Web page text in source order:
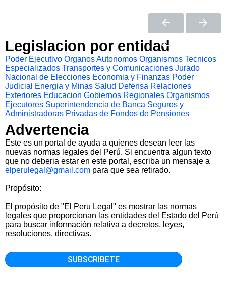
Legislacion por entidad
Poder Ejecutivo Organos Autonomos Organismos Tecnicos
Especializados Transportes y Comunicaciones Jurado
Nacional de Elecciones Economia y Finanzas Poder
Judicial
Energia y Minas Salud Defensa Relaciones
Exteriores Educacion Gobiernos Regionales Organismos
Ejecutores Superintendencia de Banca Seguros y
Administradoras Privadas de Fondos de Pensiones
Advertencia
Este es un portal de ayuda a quienes desean leer las
nuevas normas legales del Perú. Si encuentra algun texto
que no deberia estar en este portal, escriba un mensaje a
elperulegal@gmail.com para que sea retirado.
Propósito:
El propósito de "El Peru Legal" es mostrar las normas
legales que proporcionan las entidades del Estado del Perú
para buscar información relativa a decretos, leyes,
resoluciones, directivas.